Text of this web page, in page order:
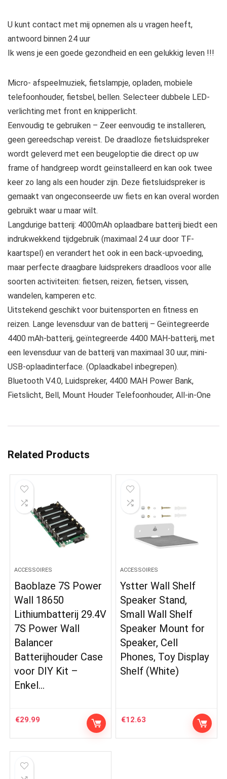
U kunt contact met mij opnemen als u vragen heeft,
antwoord binnen 24 uur
Ik wens je een goede gezondheid en een gelukkig leven !!!
Micro- afspeelmuziek, fietslampje, opladen, mobiele
telefoonhouder, fietsbel, bellen. Selecteer dubbele LED-
verlichting met front en knipperlicht.
Eenvoudig te gebruiken – Zeer eenvoudig te installeren,
geen gereedschap vereist. De draadloze fietsluidspreker
wordt geleverd met een beugeloptie die direct op uw
frame of handgreep wordt geïnstalleerd en kan ook twee
keer zo lang als een houder zijn. Deze fietsluidspreker is
gemaakt van ongeconseerde uw fiets en kan overal worden
gebruikt waar u maar wilt.
Langdurige batterij: 4000mAh oplaadbare batterij biedt een
indrukwekkend tijdgebruik (maximaal 24 uur door TF-
kaartspel) en verandert het ook in een back-upvoeding,
maar perfecte draagbare luidsprekers draadloos voor alle
soorten activiteiten: fietsen, reizen, fietsen, vissen,
wandelen, kamperen etc.
Uitstekend geschikt voor buitensporten en fitness en
reizen. Lange levensduur van de batterij – Geïntegreerde
4400 mAh-batterij, geïntegreerde 4400 MAH-batterij, met
een levensduur van de batterij van maximaal 30 uur, mini-
USB-oplaadinterface. (Oplaadkabel inbegrepen).
Bluetooth V4.0, Luidspreker, 4400 MAH Power Bank,
Fietslicht, Bell, Mount Houder Telefoonhouder, All-in-One
Related Products
ACCESSOIRES
Baoblaze 7S Power
Wall 18650
Lithiumbatterij 29.4V
7S Power Wall
Balancer
Batterijhouder Case
voor DIY Kit –
Enkel…
€29.99
ACCESSOIRES
Ystter Wall Shelf
Speaker Stand,
Small Wall Shelf
Speaker Mount for
Speaker, Cell
Phones, Toy Display
Shelf (White)
€12.63